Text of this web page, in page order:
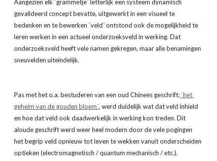
Aangezien elk `grammetje´ letterlijk een systeem dynamisch
gevalideerd concept bevatte, uitgewerkt in een visueel te
bedenken en te bewerken `veld´ ontstond ook de mogelijkheid te
leren werken in een actueel onderzoeksveld in werking. Dat
onderzoeksveld heeft vele namen gekregen, maar alle benamingen
sneuvelden uiteindelijk.
Pas met het o.a. bestuderen van een oud Chinees geschrift: `het
geheim van de gouden bloem´, werd duidelijk wat dat veld inhield
en hoe dat veld ook daadwerkelijk in werking kon treden. Dit
aloude geschrift werd weer heel modern door de vele pogingen
het begrip veld opnieuw tot leven te wekken vanuit onderscheiden
optieken (electromagnetisch / quantum mechanisch / etc.).